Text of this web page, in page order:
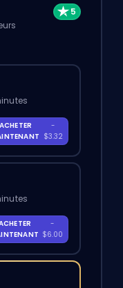
ACHETER
-
$3.32
-
$6.00